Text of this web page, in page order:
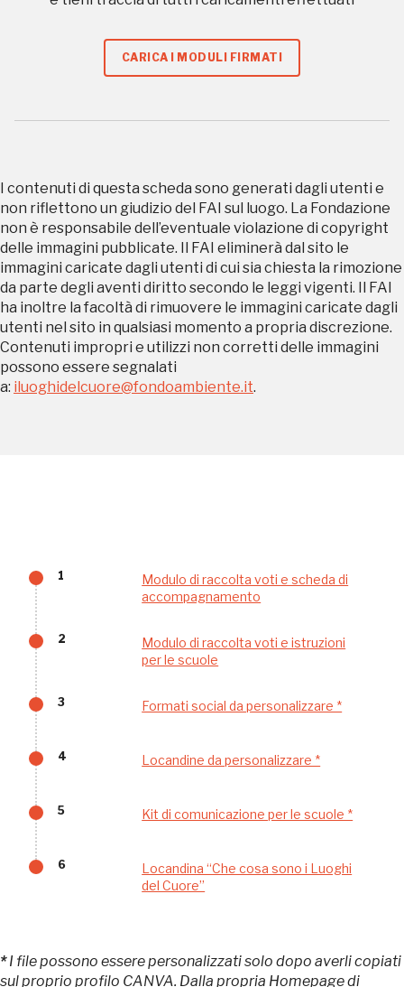
CARICA I MODULI FIRMATI
I contenuti di questa scheda sono generati dagli utenti e
non riflettono un giudizio del FAI sul luogo. La Fondazione
non è responsabile dell’eventuale violazione di copyright
delle immagini pubblicate. Il FAI eliminerà dal sito le
immagini caricate dagli utenti di cui sia chiesta la rimozione
da parte degli aventi diritto secondo le leggi vigenti. Il FAI
ha inoltre la facoltà di rimuovere le immagini caricate dagli
utenti nel sito in qualsiasi momento a propria discrezione.
Contenuti impropri e utilizzi non corretti delle immagini
possono essere segnalati
a: iluoghidelcuore@fondoambiente.it.
1
Modulo di raccolta voti e scheda di
accompagnamento
2
Modulo di raccolta voti e istruzioni
per le scuole
3 Formati social da personalizzare *
4 Locandine da personalizzare *
5 Kit di comunicazione per le scuole *
6
Locandina “Che cosa sono i Luoghi
del Cuore”
*I file possono essere personalizzati solo dopo averli copiati
sul proprio profilo CANVA. Dalla propria Homepage di
organizzati
REGISTRATI
Regalati 365 giorni di arte e cultura nell'Italia
più bella, risparmiando.
Ingresso gratuito
Napoli
Palazzo Strozzi
Gallerie
sarebbe possibile